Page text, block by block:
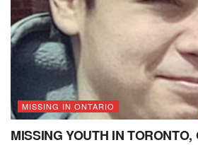
MISSING IN ONTARIO
MISSING YOUTH IN TORONTO,